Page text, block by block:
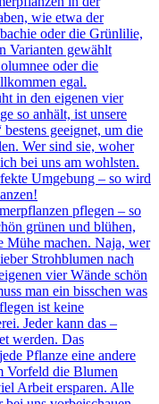
wie etwa der
oder die Grünlilie,
Varianten gewählt
oder die
egal.
in den eigenen vier
so anhält, ist unsere
geeignet, um die
Wer sind sie, woher
bei uns am wohlsten.
Umgebung – so wird
pflegen – so
grünen und blühen,
Mühe machen. Naja, wer
Strohblumen nach
vier Wände schön
man ein bisschen was
ist keine
Jeder kann das –
werden. Das
Pflanze eine andere
Vorfeld die Blumen
Arbeit ersparen. Alle